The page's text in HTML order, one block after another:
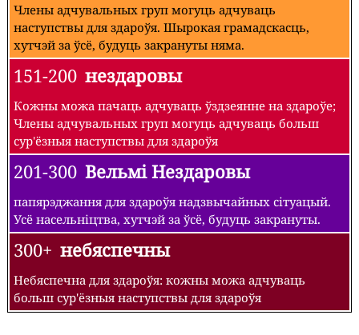
Члены адчувальных груп могуць адчуваць
наступствы для здароўя. Шырокая грамадскасць,
хутчэй за ўсё, будуць закрануты няма.
151-200 нездаровы
Кожны можа пачаць адчуваць ўздзеянне на здароўе;
Члены адчувальных груп могуць адчуваць больш
сур'ёзныя наступствы для здароўя
201-300 Вельмі Нездаровы
папярэджання для здароўя надзвычайных сітуацый.
Усё насельніцтва, хутчэй за ўсё, будуць закрануты.
300+ небяспечны
Небяспечна для здароўя: кожны можа адчуваць
больш сур'ёзныя наступствы для здароўя